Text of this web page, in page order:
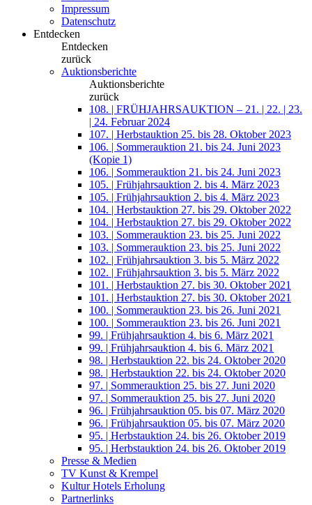
Impressum
Datenschutz
Entdecken
Entdecken
zurück
Auktionsberichte
Auktionsberichte
zurück
108. | FRÜHJAHRSAUKTION – 21. | 22. | 23.
| 24. Februar 2024
107. | Herbstauktion 25. bis 28. Oktober 2023
106. | Sommerauktion 21. bis 24. Juni 2023
(Kopie 1)
106. | Sommerauktion 21. bis 24. Juni 2023
105. | Frühjahrsauktion 2. bis 4. März 2023
105. | Frühjahrsauktion 2. bis 4. März 2023
104. | Herbstauktion 27. bis 29. Oktober 2022
104. | Herbstauktion 27. bis 29. Oktober 2022
103. | Sommerauktion 23. bis 25. Juni 2022
103. | Sommerauktion 23. bis 25. Juni 2022
102. | Frühjahrsauktion 3. bis 5. März 2022
102. | Frühjahrsauktion 3. bis 5. März 2022
101. | Herbstauktion 27. bis 30. Oktober 2021
101. | Herbstauktion 27. bis 30. Oktober 2021
100. | Sommerauktion 23. bis 26. Juni 2021
100. | Sommerauktion 23. bis 26. Juni 2021
99. | Frühjahrsauktion 4. bis 6. März 2021
99. | Frühjahrsauktion 4. bis 6. März 2021
98. | Herbstauktion 22. bis 24. Oktober 2020
98. | Herbstauktion 22. bis 24. Oktober 2020
97. | Sommerauktion 25. bis 27. Juni 2020
97. | Sommerauktion 25. bis 27. Juni 2020
96. | Frühjahrsauktion 05. bis 07. März 2020
96. | Frühjahrsauktion 05. bis 07. März 2020
95. | Herbstauktion 24. bis 26. Oktober 2019
95. | Herbstauktion 24. bis 26. Oktober 2019
Presse & Medien
TV Kunst & Krempel
Kultur Hotels Erholung
Partnerlinks